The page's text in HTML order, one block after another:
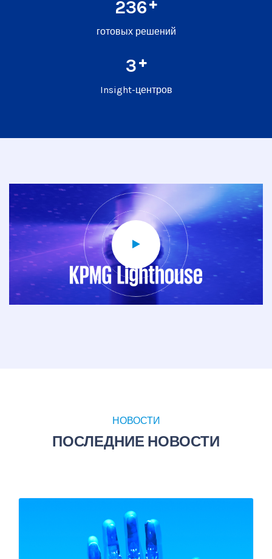
320
готовых решений
4
Insight-центров
НОВОСТИ
ПОСЛЕДНИЕ НОВОСТИ